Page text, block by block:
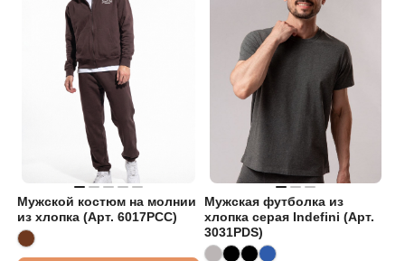
Мужской костюм на молнии
из хлопка (Арт. 6017PCC)
Мужская футболка из
хлопка серая Indefini (Арт.
3031PDS)